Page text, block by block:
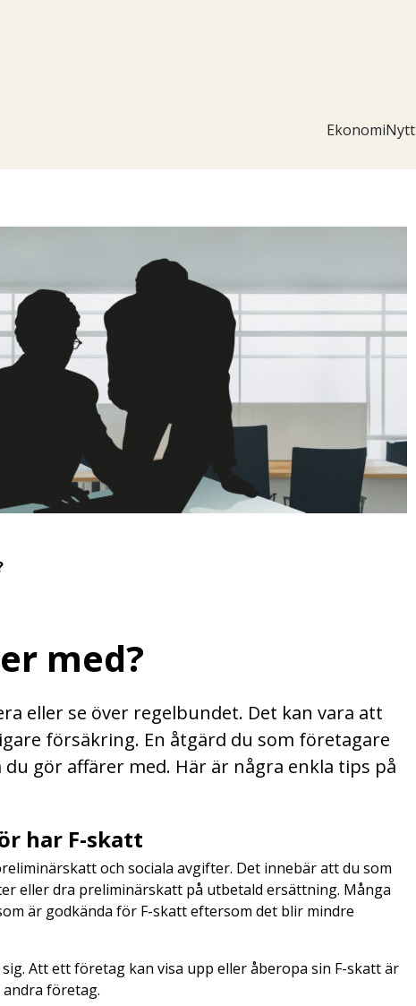
EkonomiNytt
med?
eller se över regelbundet. Det kan vara att
försäkring. En åtgärd du som företagare
gör affärer med. Här är några enkla tips på
har F-skatt
och sociala avgifter. Det innebär att du som
eller dra preliminärskatt på utbetald ersättning. Många
är godkända för F-skatt eftersom det blir mindre
Att ett företag kan visa upp eller åberopa sin F-skatt är
företag.